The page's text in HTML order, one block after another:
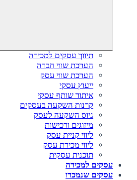
תיווך עסקים למכירה
הערכת שווי חברה
הערכת שווי עסק
ייעוץ עסקי
איתור שותף עסקי
קרנות השקעה בעסקים
גיוס השקעה לעסק‎‎
מיזוגים ורכישות
ליווי קניית עסק
ליווי מכירת עסק
תוכנית עסקית
עסקים למכירה
עסקים שנמכרו